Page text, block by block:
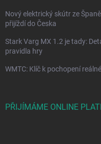
Nový elektrický skútr ze
přijíždí do Česka
Stark Varg MX 1.2 je tady:
pravidla hry
WMTC: Klíč k pochopení
PŘIJÍMÁME ONLINE